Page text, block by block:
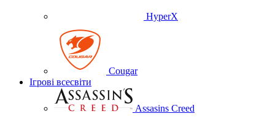
HyperX
Cougar
Ігрові всесвіти
Assasins Creed